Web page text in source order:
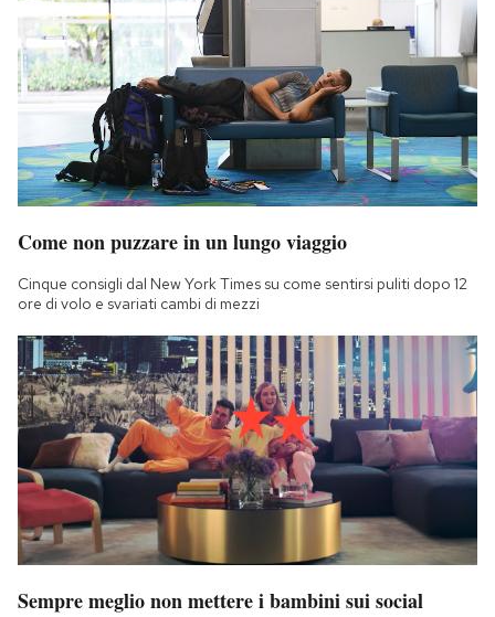
Come non puzzare in un lungo viaggio
Cinque consigli dal New York Times su come sentirsi puliti dopo 12
ore di volo e svariati cambi di mezzi
Sempre meglio non mettere i bambini sui social